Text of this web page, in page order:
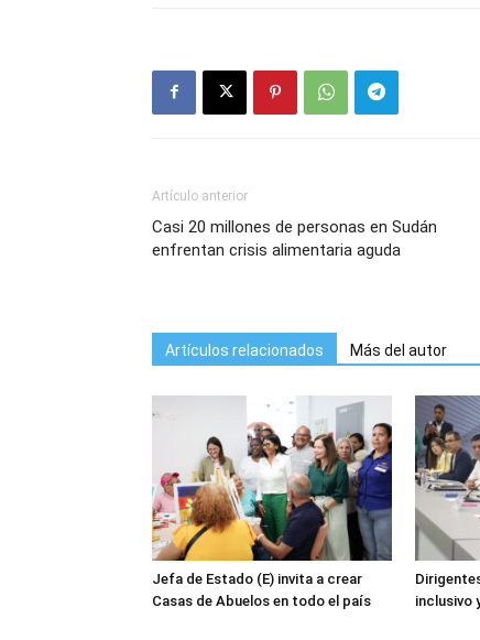
Artículo anterior
Casi 20 millones de personas en Sudán
enfrentan crisis alimentaria aguda
Artículos relacionados Más del autor
Jefa de Estado (E) invita a crear
Casas de Abuelos en todo el país
inclusivo